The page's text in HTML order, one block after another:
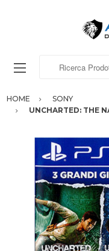
HOME
SONY
UNCHARTED: THE